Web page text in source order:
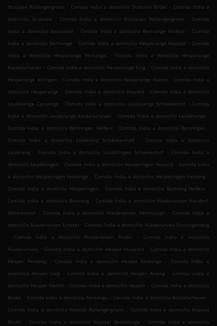
Strassen Rollengergronn . Comida India a domicilio Strassen Bridel . Comida India a
domicilio Strassen
. Comida India a domicilio Stroossen Rollengergronn . Comida
India a domicilio Stroossen
. Comida India a domicilio Bertrange Helfent . Comida
India a domicilio Bertrange . Comida India a domicilio Hesperange Howald . Comida
India a domicilio Hesperange Fentange
. Comida India a domicilio Hesperange
Kockelscheuer . Comida India a domicilio Hesperange Itzig . Comida India a domicilio
Hesperange Alzingen . Comida India a domicilio Hesperange Hamm . Comida India a
domicilio Hesperange . Comida India a domicilio Howald . Comida India a domicilio
Leudelange Cessange . Comida India a domicilio Leudelange Schlewenhof . Comida
India a domicilio Leudelange Kockelscheuer . Comida India a domicilio Leudelange .
Comida India a domicilio Bartringen Helfent . Comida India a domicilio Bartringen .
Comida India a domicilio Leideleng Schléiwenhaff
.
Comida India a domicilio
Leideleng
. Comida India a domicilio Leudelingen Schlewenhof . Comida India a
domicilio Leudelingen . Comida India a domicilio Hesperingen Howald . Comida India
a domicilio Hesperingen Fentange . Comida India a domicilio Hesperingen Fenteng .
Comida India a domicilio Hesperingen . Comida India a domicilio Bartreng Helfent .
Comida India a domicilio Bartreng . Comida India a domicilio Niederanven Neudorf-
Weimershof . Comida India a domicilio Niederanven Helmsange . Comida India a
domicilio Niederanven Ernster . Comida India a domicilio Niederanven Senningerberg
.
Comida India a domicilio Niederanven Findel .
Comida India a domicilio
Niederanven . Comida India a domicilio Hesper Houwald . Comida India a domicilio
Hesper Fenteng
. Comida India a domicilio Hesper Fentange .
Comida India a
domicilio Hesper Izeg
. Comida India a domicilio Hesper Alzeng . Comida India a
domicilio Hesper Hamm . Comida India a domicilio Hesper . Comida India a domicilio
Bridel . Comida India a domicilio Fentange . Comida India a domicilio Kockelscheuer .
Comida India a domicilio Kopstal Rollengergronn
. Comida India a domicilio Kopstal
Bridel
. Comida India a domicilio Kopstal Bereldange . Comida India a domicilio